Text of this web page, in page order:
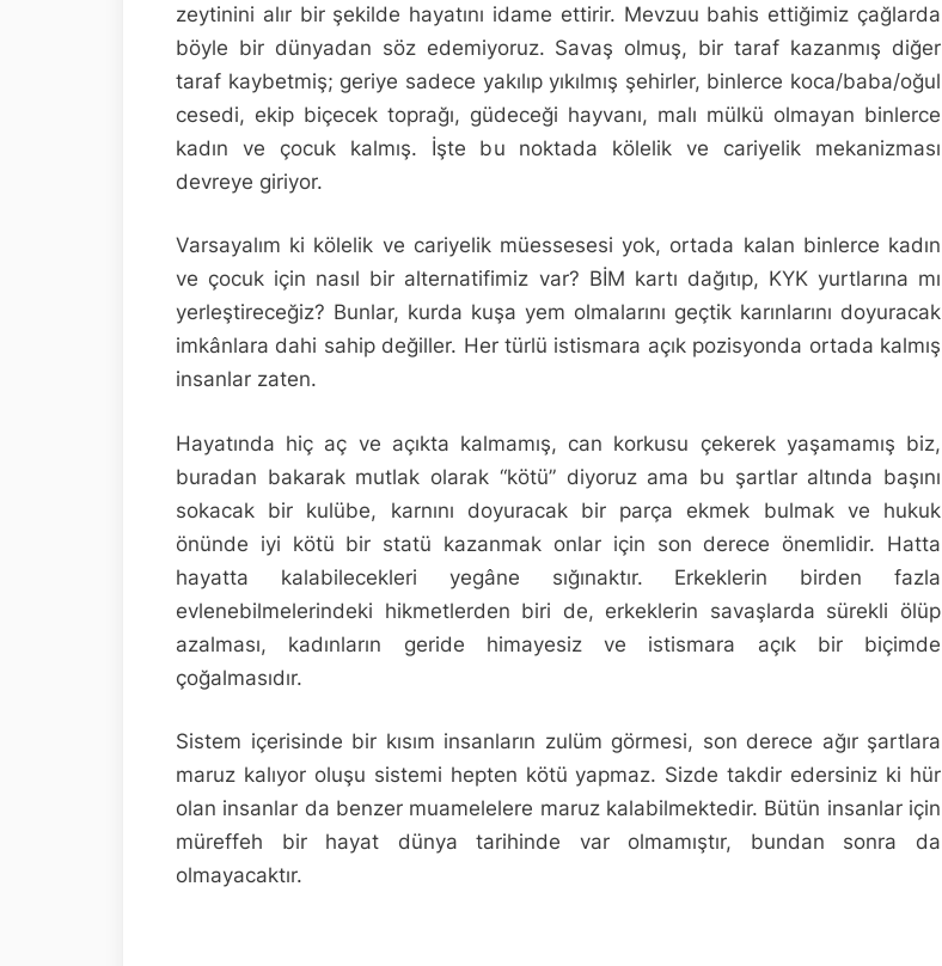
zeytinini alır bir şekilde hayatını idame ettirir. Mevzuu bahis ettiğimiz çağlarda
böyle bir dünyadan söz edemiyoruz. Savaş olmuş, bir taraf kazanmış diğer
taraf kaybetmiş; geriye sadece yakılıp yıkılmış şehirler, binlerce koca/baba/oğul
cesedi, ekip biçecek toprağı, güdeceği hayvanı, malı mülkü olmayan binlerce
kadın ve çocuk kalmış. İşte bu noktada kölelik ve cariyelik mekanizması
devreye giriyor.
Varsayalım ki kölelik ve cariyelik müessesesi yok, ortada kalan binlerce kadın
ve çocuk için nasıl bir alternatifimiz var? BİM kartı dağıtıp, KYK yurtlarına mı
yerleştireceğiz? Bunlar, kurda kuşa yem olmalarını geçtik karınlarını doyuracak
imkânlara dahi sahip değiller. Her türlü istismara açık pozisyonda ortada kalmış
insanlar zaten.
Hayatında hiç aç ve açıkta kalmamış, can korkusu çekerek yaşamamış biz,
buradan bakarak mutlak olarak “kötü” diyoruz ama bu şartlar altında başını
sokacak bir kulübe, karnını doyuracak bir parça ekmek bulmak ve hukuk
önünde iyi kötü bir statü kazanmak onlar için son derece önemlidir. Hatta
hayatta kalabilecekleri yegâne sığınaktır. Erkeklerin birden fazla
evlenebilmelerindeki hikmetlerden biri de, erkeklerin savaşlarda sürekli ölüp
azalması, kadınların geride himayesiz ve istismara açık bir biçimde
çoğalmasıdır.
Sistem içerisinde bir kısım insanların zulüm görmesi, son derece ağır şartlara
maruz kalıyor oluşu sistemi hepten kötü yapmaz. Sizde takdir edersiniz ki hür
olan insanlar da benzer muamelelere maruz kalabilmektedir. Bütün insanlar için
müreffeh bir hayat dünya tarihinde var olmamıştır, bundan sonra da
olmayacaktır.